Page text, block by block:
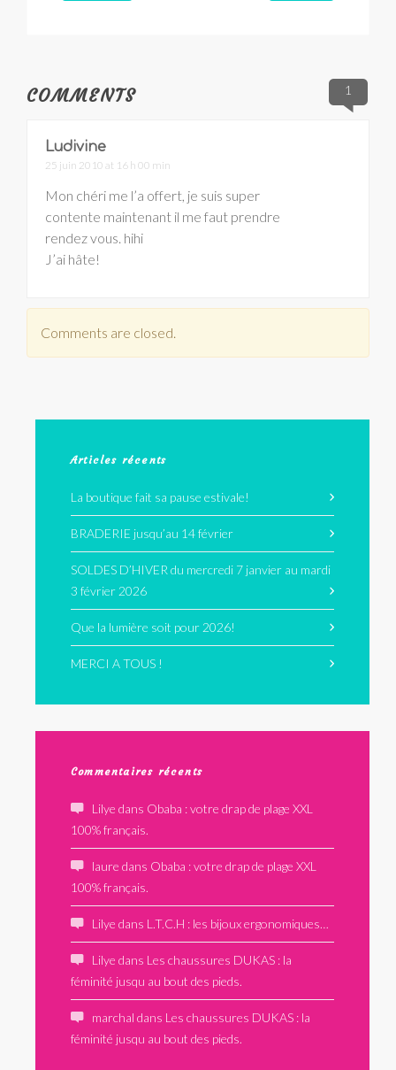
COMMENTS 1
Ludivine
25 juin 2010 at 16 h 00 min
Mon chéri me l’a offert, je suis super
contente maintenant il me faut prendre
rendez vous. hihi
J’ai hâte!
Comments are closed.
Articles récents
La boutique fait sa pause estivale!
BRADERIE jusqu’au 14 février
SOLDES D’HIVER du mercredi 7 janvier au mardi
3 février 2026
Que la lumière soit pour 2026!
MERCI A TOUS !
Commentaires récents
Lilye dans Obaba : votre drap de plage XXL
100% français.
laure dans Obaba : votre drap de plage XXL
100% français.
Lilye dans L.T.C.H : les bijoux ergonomiques…
Lilye dans Les chaussures DUKAS : la
féminité jusqu au bout des pieds.
marchal dans Les chaussures DUKAS : la
féminité jusqu au bout des pieds.